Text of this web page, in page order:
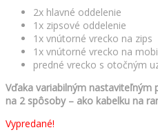
2x hlavné oddelenie
1x zipsové oddelenie
1x vnútorné vrecko na zips
1x vnútorné vrecko na
predné vrecko s otočným
Vďaka variabilným
na 2 spôsoby – ako kabelku na
Vypredané!